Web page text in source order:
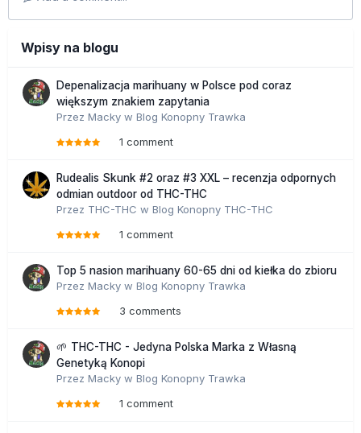
Wpisy na blogu
Depenalizacja marihuany w Polsce pod coraz
większym znakiem zapytania
Przez Macky w Blog Konopny Trawka
1 comment
Rudealis Skunk #2 oraz #3 XXL – recenzja odpornych
odmian outdoor od THC-THC
Przez THC-THC w Blog Konopny THC-THC
1 comment
Top 5 nasion marihuany 60-65 dni od kiełka do zbioru
Przez Macky w Blog Konopny Trawka
3 comments
🌱 THC-THC - Jedyna Polska Marka z Własną
Genetyką Konopi
Przez Macky w Blog Konopny Trawka
1 comment